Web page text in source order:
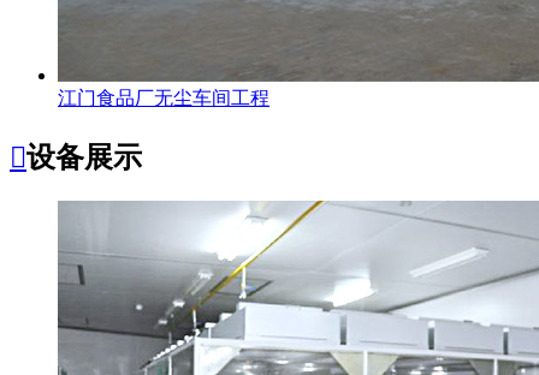
江门食品厂无尘车间工程
设备展示